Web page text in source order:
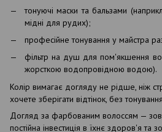
тонуючі маски та бальзами
мідні для рудих);
професійне тонування у майстра
фільтр на душ для пом'якшення
жорсткою водопровідною водою).
Колір вимагає догляду не рідше, ніж
хочете зберігати відтінок, без
Догляд за фарбованим волоссям —
постійна інвестиція в їхнє здоров'я та